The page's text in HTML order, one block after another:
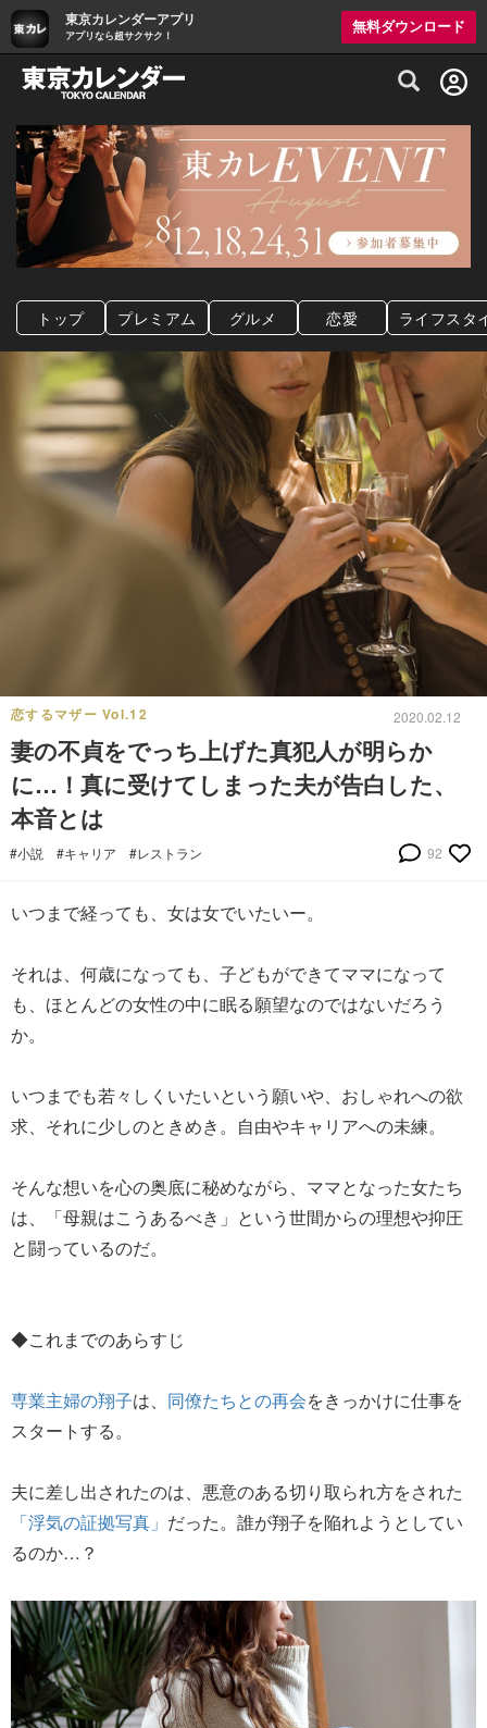
東京カレンダーアプリ
アプリなら超サクサク！
無料ダウンロード
グルメ情報・プレミアムレストラン予約
トップ プレミアム グルメ 恋愛 ライフスタ
恋するマザー Vol.12 2020.02.12
妻の不貞をでっち上げた真犯人が明らか
に…！真に受けてしまった夫が告白した、
本音とは
#小説 #キャリア #レストラン 92
いつまで経っても、女は女でいたいー。
それは、何歳になっても、子どもができてママになって
も、ほとんどの女性の中に眠る願望なのではないだろう
か。
いつまでも若々しくいたいという願いや、おしゃれへの欲
求、それに少しのときめき。自由やキャリアへの未練。
そんな想いを心の奥底に秘めながら、ママとなった女たち
は、「母親はこうあるべき」という世間からの理想や抑圧
と闘っているのだ。
◆これまでのあらすじ
専業主婦の翔子は、 同僚たちとの再会をきっかけに仕事を
スタートする。
夫に差し出されたのは、悪意のある切り取られ方をされた
「浮気の証拠写真」 だった。誰が翔子を陥れようとしてい
るのか…？